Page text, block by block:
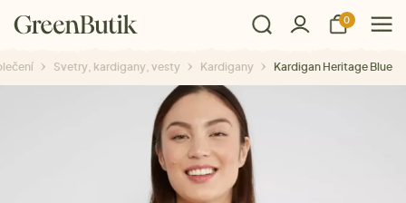
0
Svetry, kardigany, vesty Kardigany Kardigan Heritage Blue